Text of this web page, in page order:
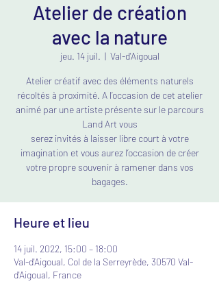
Atelier de création
avec la nature
jeu. 14 juil.
  |
Val-d'Aigoual
Atelier créatif avec des éléments naturels
récoltés à proximité. A l’occasion de cet atelier
animé par une artiste présente sur le parcours
Land Art vous
serez invités à laisser libre court à votre
imagination et vous aurez l’occasion de créer
votre propre souvenir à ramener dans vos
bagages.
Heure et lieu
14 juil. 2022, 15:00 – 18:00
Val-d'Aigoual, Col de la Serreyrède, 30570 Val-
d'Aigoual, France